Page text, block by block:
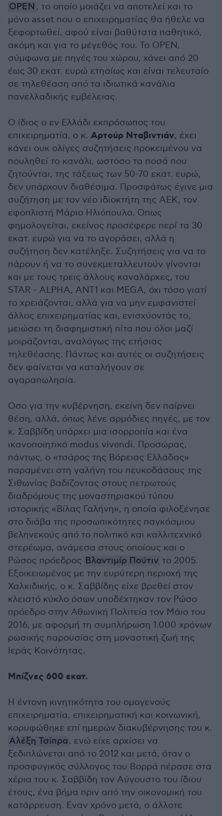
OPEN , το οποίο μοιάζει να αποτελεί και το
μόνο asset που ο επιχειρηματίας θα ήθελε να
ξεφορτωθεί, αφού είναι βαθύτατα παθητικό,
ακόμη και για το μέγεθός του. Το OPEN,
σύμφωνα με πηγές του χώρου, χάνει από 20
έως 30 εκατ. ευρώ ετησίως και είναι τελευταίο
σε τηλεθέαση από τα ιδιωτικά κανάλια
πανελλαδικής εμβέλειας.
Ο ίδιος ο εν Ελλάδι εκπρόσωπος του
επιχειρηματία, ο κ. Αρτούρ Νταβιντιάν, έχει
κάνει ουκ ολίγες συζητήσεις προκειμένου να
πουληθεί το κανάλι, ωστόσο τα ποσά που
ζητούνται, της τάξεως των 50-70 εκατ. ευρώ,
δεν υπάρχουν διαθέσιμα. Προσφάτως έγινε μια
συζήτηση με τον νέο ιδιοκτήτη της ΑΕΚ, τον
εφοπλιστή Μάριο Ηλιόπουλο. Οπως
φημολογείται, εκείνος προσέφερε περί τα 30
εκατ. ευρώ για να το αγοράσει, αλλά η
συζήτηση δεν κατέληξε. Συζητήσεις για να το
πάρουν ή να το συνεκμεταλλευτούν γίνονται
και με τους τρεις άλλους καναλάρχες, του
STAR - ALPHA, ANT1 και MΕGΑ, όχι τόσο γιατί
το χρειάζονται, αλλά για να μην εμφανιστεί
άλλος επιχειρηματίας και, ενισχύοντάς το,
μειώσει τη διαφημιστική πίτα που όλοι μαζί
μοιράζονται, αναλόγως της ετήσιας
τηλεθέασης. Πάντως και αυτές οι συζητήσεις
δεν φαίνεται να καταλήγουν σε
αγαραπωλησία.
Οσο για την κυβέρνηση, εκείνη δεν παίρνει
θέση, αλλά, όπως λένε αρμόδιες πηγές, με τον
κ. Σαββίδη υπάρχει μια ισορροπία και ένα
ικανοποιητικό modus vivendi. Προσώρας,
πάντως, ο «τσάρος της Βόρειας Ελλάδας»
παραμένει στη γαλήνη του πευκοδάσους της
Σιθωνίας βαδίζοντας στους πετρωτούς
διαδρόμους της μοναστηριακού τύπου
ιστορικής «Βίλας Γαλήνη», η οποία φιλοξένησε
στο διάβα της προσωπικότητες παγκόσμιου
βεληνεκούς από το πολιτικό και καλλιτεχνικό
στερέωμα, ανάμεσα στους οποίους και ο
Ρώσος πρόεδρος Βλαντιμίρ Πούτιν το 2005.
Εξοικειωμένος με την ευρύτερη περιοχή της
Χαλκιδικής, ο κ. Σαββίδης είχε βρεθεί στον
κλειστό κύκλο όσων υποδέχτηκαν τον Ρώσο
πρόεδρο στην Αθωνική Πολιτεία τον Μάιο του
2016, με αφορμή τη συμπλήρωση 1.000 χρόνων
ρωσικής παρουσίας στη μοναστική ζωή της
Ιεράς Κοινότητας.
Μπίζνες 600 εκατ.
Η έντονη κινητικότητα του ομογενούς
επιχειρηματία, επιχειρηματική και κοινωνική,
κορυφώθηκε επί ημερών διακυβέρνησης του κ.
Αλέξη Τσίπρα, ενώ είχε αρχίσει να
ξεδιπλώνεται από το 2012 και μετά, όταν ο
προσφυγικός σύλλογος του Βορρά πέρασε στα
χέρια του κ. Σαββίδη τον Αύγουστο του ίδιου
έτους, ένα βήμα πριν από την οικονομική του
κατάρρευση. Εναν χρόνο μετά, ο άλλοτε